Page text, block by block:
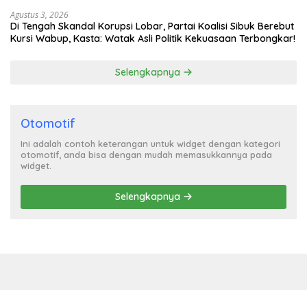
Agustus 3, 2026
Di Tengah Skandal Korupsi Lobar, Partai Koalisi Sibuk Berebut
Kursi Wabup, Kasta: Watak Asli Politik Kekuasaan Terbongkar!
Selengkapnya
Otomotif
Ini adalah contoh keterangan untuk widget dengan kategori
otomotif, anda bisa dengan mudah memasukkannya pada
widget.
Selengkapnya